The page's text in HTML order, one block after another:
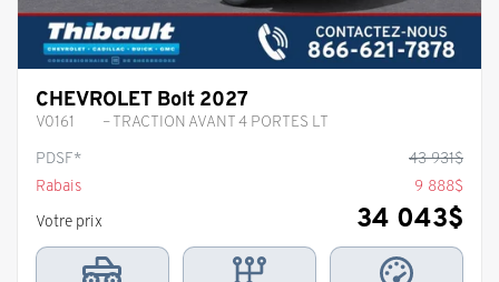
CHEVROLET Bolt 2027
V0161
– TRACTION AVANT 4 PORTES LT
PDSF*
43 931$
Rabais
9 888$
Votre prix
34 043$